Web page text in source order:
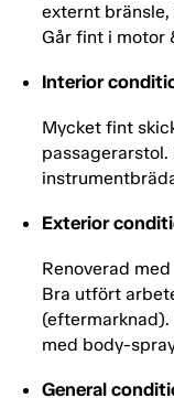
externt
Går fint i motor
Interior
Mycket fint
passagerarstol.
Exterior
Renoverad
Bra utfört
med body-
General